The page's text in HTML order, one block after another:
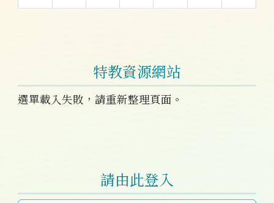
特教資源網站
選單載入失敗，請重新整理頁面。
請由此登入